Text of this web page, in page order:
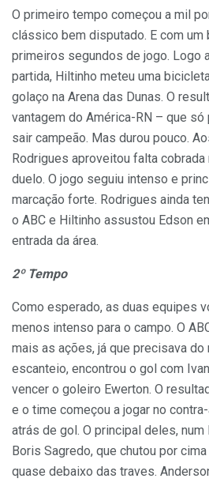
O primeiro tempo começou a mil
clássico bem disputado. E com um
primeiros segundos de jogo. Logo
partida, Hiltinho meteu uma
golaço na Arena das Dunas. O
vantagem do América-RN – que
sair campeão. Mas durou pouco.
Rodrigues aproveitou falta cobrada
duelo. O jogo seguiu intenso e
marcação forte. Rodrigues ainda
o ABC e Hiltinho assustou Edson
entrada da área.
2º Tempo
Como esperado, as duas equipes
menos intenso para o campo. O
mais as ações, já que precisava do
escanteio, encontrou o gol com
vencer o goleiro Ewerton. O
e o time começou a jogar no
atrás de gol. O principal deles,
Boris Sagredo, que chutou por
quase debaixo das traves.